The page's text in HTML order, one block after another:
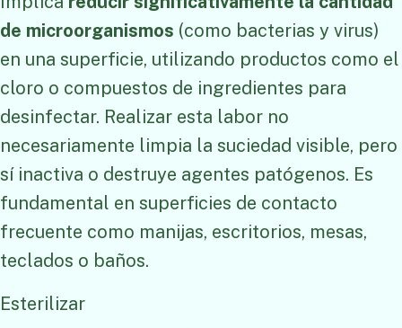
de microorganismos (como bacterias y virus)
en una superficie, utilizando productos como el
cloro o compuestos de ingredientes para
desinfectar. Realizar esta labor no
necesariamente limpia la suciedad visible, pero
sí inactiva o destruye agentes patógenos. Es
fundamental en superficies de contacto
frecuente como manijas, escritorios, mesas,
teclados o baños.
Esterilizar